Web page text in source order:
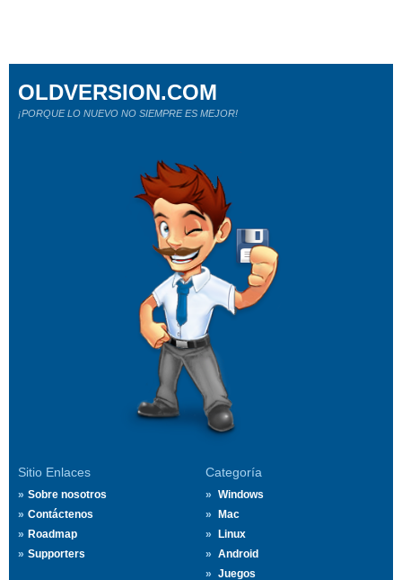
Sitio Enlaces
Sobre nosotros
Contáctenos
Roadmap
Supporters
Categoría
Windows
Mac
Linux
Android
Juegos
OLDVERSION.COM
¡PORQUE LO NUEVO NO SIEMPRE ES MEJOR!